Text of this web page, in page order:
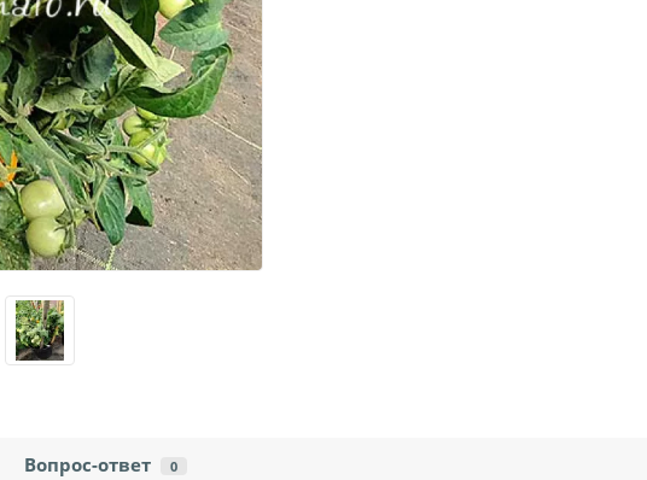
Вопрос-ответ 0